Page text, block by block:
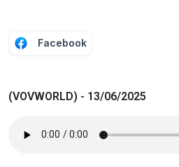
Facebook
(VOVWORLD) - 13/06/2025